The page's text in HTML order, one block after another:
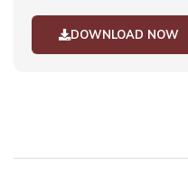
DOWNLOAD NOW